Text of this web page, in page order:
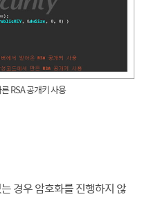
RSA 공개키 사용
경우 암호화를 진행하지 않